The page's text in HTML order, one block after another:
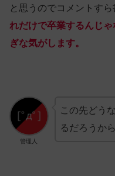
と思うのでコメントす
れだけで卒業するんじ
ぎな気がします。
管理人
この先どう
るだろうか